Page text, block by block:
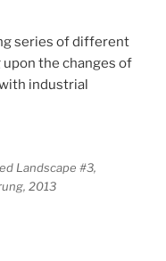
series of different
the changes of
industrial
Landscape #3,
2013